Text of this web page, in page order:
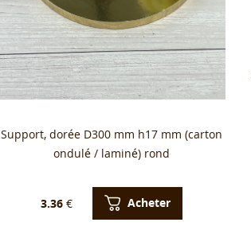
Support, dorée D300 mm h17 mm (carton
ondulé / laminé) rond
3.36 € Acheter